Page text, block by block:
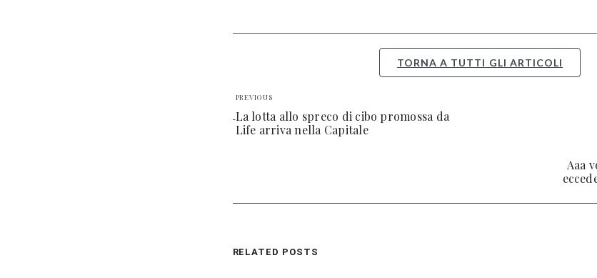
TORNA A TUTTI GLI ARTICOLI
PREVIOUS
La lotta allo spreco di cibo promossa da
Life arriva nella Capitale
Aaa
RELATED POSTS